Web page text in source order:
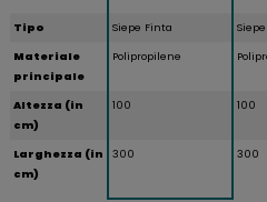
Tipo Siepe Finta
Materiale
principale
Polipropilene
Altezza (in
cm)
100 100
Larghezza (in
cm)
300 300